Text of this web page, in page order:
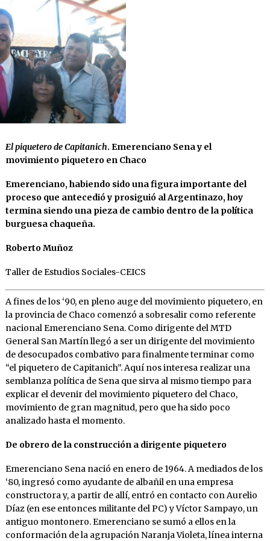
El piquetero de Capitanich. Emerenciano Sena y el
movimiento piquetero en Chaco
Emerenciano, habiendo sido una figura importante del
proceso que antecedió y prosiguió al Argentinazo, hoy
termina siendo una pieza de cambio dentro de la política
burguesa chaqueña.
Roberto Muñoz
Taller de Estudios Sociales-CEICS
A fines de los ‘90, en pleno auge del movimiento piquetero, en
la provincia de Chaco comenzó a sobresalir como referente
nacional Emerenciano Sena. Como dirigente del MTD
General San Martín llegó a ser un dirigente del movimiento
de desocupados combativo para finalmente terminar como
“el piquetero de Capitanich”. Aquí nos interesa realizar una
semblanza política de Sena que sirva al mismo tiempo para
explicar el devenir del movimiento piquetero del Chaco,
movimiento de gran magnitud, pero que ha sido poco
analizado hasta el momento.
De obrero de la construcción a dirigente piquetero
Emerenciano Sena nació en enero de 1964. A mediados de los
‘80, ingresó como ayudante de albañil en una empresa
constructora y, a partir de allí, entró en contacto con Aurelio
Díaz (en ese entonces militante del PC) y Víctor Sampayo, un
antiguo montonero. Emerenciano se sumó a ellos en la
conformación de la agrupación Naranja Violeta, línea interna